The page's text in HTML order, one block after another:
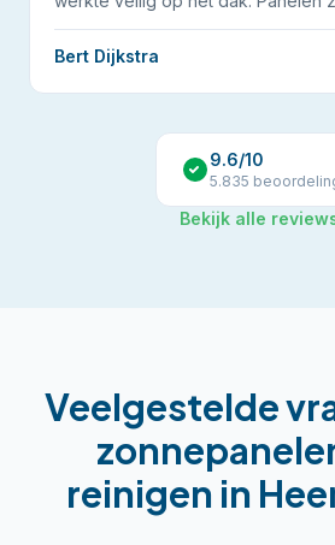
Bert Dijkstra
9.6/10
5.835
Bekijk alle
Veelgestelde
reinigen in